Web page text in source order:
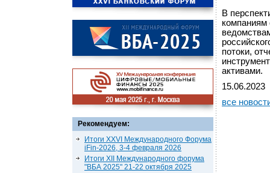
Рекомендуем:
Итоги XXVI Международного Форума
iFin-2026, 3-4 февраля 2026
Итоги XII Международного форума
"ВБА 2025" 21-22 октября 2025
В
компаниям
потоки,
активами.
15.06.2023
все